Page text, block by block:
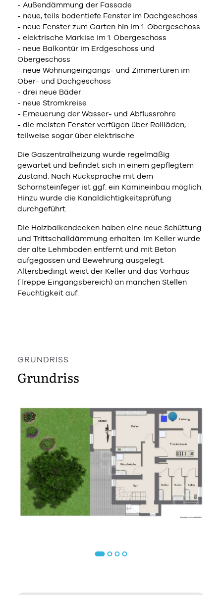
- Außendämmung der Fassade
- neue, teils bodentiefe Fenster im Dachgeschoss
- neue Fenster zum Garten hin im 1. Obergeschoss
- elektrische Markise im 1. Obergeschoss
- neue Balkontür im Erdgeschoss und
Obergeschoss
- neue Wohnungeingangs- und Zimmertüren im
Ober- und Dachgeschoss
- drei neue Bäder
- neue Stromkreise
- Erneuerung der Wasser- und Abflussrohre
- die meisten Fenster verfügen über Rollläden,
teilweise sogar über elektrische.
Die Gaszentralheizung wurde regelmäßig
gewartet und befindet sich in einem gepflegtem
Zustand. Nach Rücksprache mit dem
Schornsteinfeger ist ggf. ein Kamineinbau möglich.
Hinzu wurde die Kanaldichtigkeitsprüfung
durchgeführt.
Die Holzbalkendecken haben eine neue Schüttung
und Trittschalldämmung erhalten. Im Keller wurde
der alte Lehmboden entfernt und mit Beton
aufgegossen und Bewehrung ausgelegt.
Altersbedingt weist der Keller und das Vorhaus
(Treppe Eingangsbereich) an manchen Stellen
Feuchtigkeit auf.
GRUNDRISS
Grundriss